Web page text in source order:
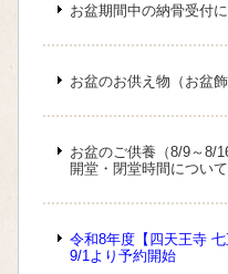
お盆期間中の納骨受付
お盆のお供え物（お盆
お盆のご供養（8/9～8/16
開堂・閉堂時間について
令和8年度【四天王寺
9/1より予約開始